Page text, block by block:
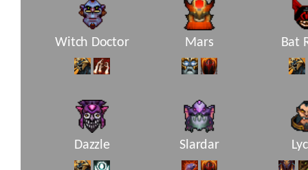
Witch Doctor Mars Bat
Dazzle Slardar